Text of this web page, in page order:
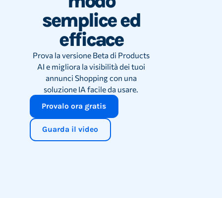
legate a ricorrenze come Natale, San Valentino,
estate, ecc. per aumentare i volumi nei periodi di
massima copertura.
- Includere parole chiave stagionali nel titolo
- Modificare la struttura del titolo in modo che le
parole chiave più rilevanti appaiano per prime
semplice ed
efficace
Prova la versione Beta di Products
AI e migliora la visibilità dei tuoi
annunci Shopping con una
soluzione IA facile da usare.
Provalo ora gratis
Guarda il video